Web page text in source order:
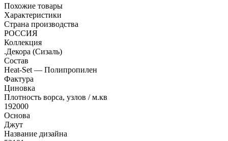
Похожие товары
Характеристики
Страна производства
РОССИЯ
Коллекция
.Декора (Сизаль)
Состав
Heat-Set — Полипропилен
Фактура
Циновка
Плотность ворса, узлов / м.кв
192000
Основа
Джут
Название дизайна